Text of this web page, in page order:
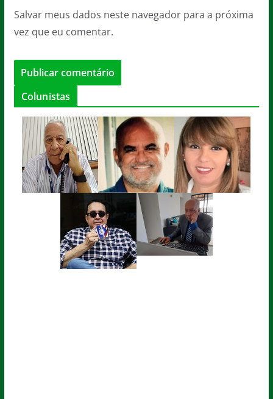
Salvar meus dados neste navegador para a próxima
vez que eu comentar.
Colunistas